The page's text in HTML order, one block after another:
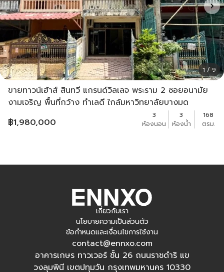
1 / 9
ขายทาวน์เฮ้าส์ สินทวี แกรนด์วิลเลจ พระราม 2 ซอยอนามัย
งามเจริญ พื้นที่กว้าง ทำเลดี ใกล้มหาวิทยาลัยบางมด
฿1,980,000
3
ห้องนอน
3
ห้องน้ำ
168
ตรม.
เกี่ยวกับเรา
นโยบายความเป็นส่วนตัว
ข้อกำหนดและเงื่อนไขการใช้งาน
contact@ennxo.com
อาคารเกษร ทาวเวอร์ ชั้น 26 ถนนราชดำริ แข
วงลุมพินี เขตปทุมวัน กรุงเทพมหานคร 10330